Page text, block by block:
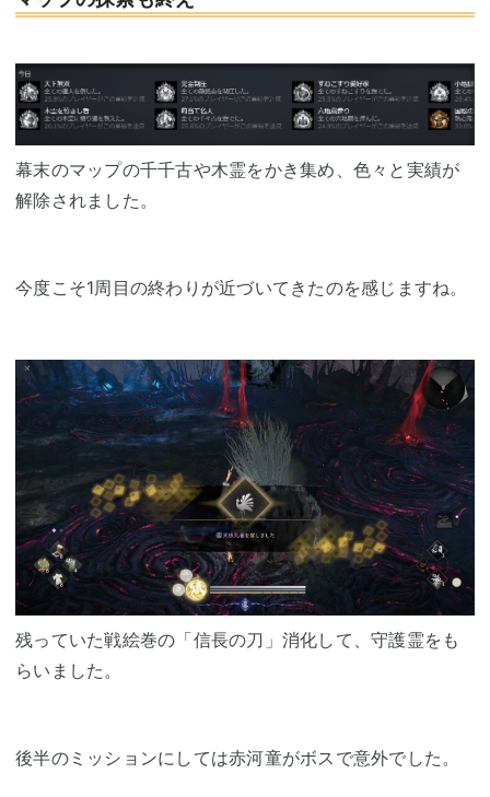
幕末のマップの千千古や木霊をかき集め、色々と実績が
解除されました。
今度こそ1周目の終わりが近づいてきたのを感じますね。
残っていた戦絵巻の「信長の刀」消化して、守護霊をも
らいました。
後半のミッションにしては赤河童がボスで意外でした。